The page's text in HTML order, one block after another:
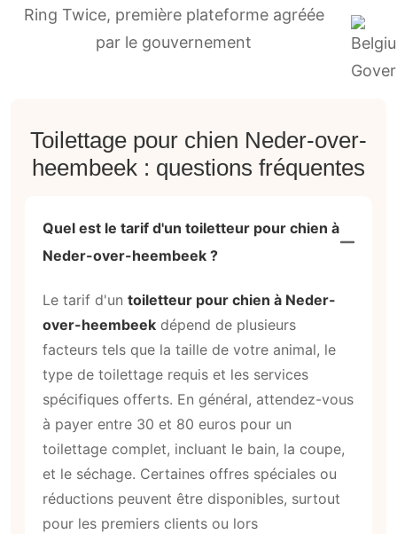
Ring Twice, première plateforme agréée
par le gouvernement
Toilettage pour chien Neder-over-
heembeek : questions fréquentes
Quel est le tarif d'un toiletteur pour chien à
Neder-over-heembeek ?
Le tarif d'un toiletteur pour chien à Neder-
over-heembeek dépend de plusieurs
facteurs tels que la taille de votre animal, le
type de toilettage requis et les services
spécifiques offerts. En général, attendez-vous
à payer entre 30 et 80 euros pour un
toilettage complet, incluant le bain, la coupe,
et le séchage. Certaines offres spéciales ou
réductions peuvent être disponibles, surtout
pour les premiers clients ou lors